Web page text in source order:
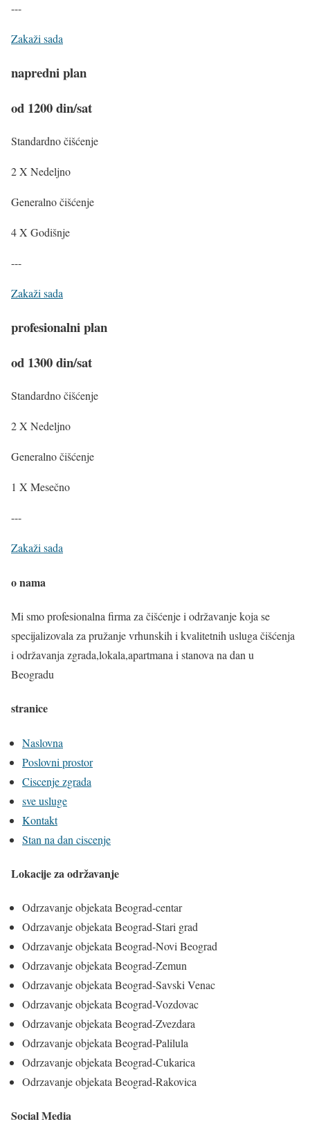
---
Zakaži sada
napredni plan
od 1200 din/sat
Standardno čišćenje
2 X Nedeljno
Generalno čišćenje
4 X Godišnje
---
Zakaži sada
profesionalni plan
od 1300 din/sat
Standardno čišćenje
2 X Nedeljno
Generalno čišćenje
1 X Mesečno
---
Zakaži sada
o nama
Mi smo profesionalna firma za čišćenje i održavanje koja se
specijalizovala za pružanje vrhunskih i kvalitetnih usluga čišćenja
i održavanja zgrada,lokala,apartmana i stanova na dan u
Beogradu
stranice
Naslovna
Poslovni prostor
Ciscenje zgrada
sve usluge
Kontakt
Stan na dan ciscenje
Lokacije za održavanje
Odrzavanje objekata Beograd-centar
Odrzavanje objekata Beograd-Stari grad
Odrzavanje objekata Beograd-Novi Beograd
Odrzavanje objekata Beograd-Zemun
Odrzavanje objekata Beograd-Savski Venac
Odrzavanje objekata Beograd-Vozdovac
Odrzavanje objekata Beograd-Zvezdara
Odrzavanje objekata Beograd-Palilula
Odrzavanje objekata Beograd-Cukarica
Odrzavanje objekata Beograd-Rakovica
Social Media